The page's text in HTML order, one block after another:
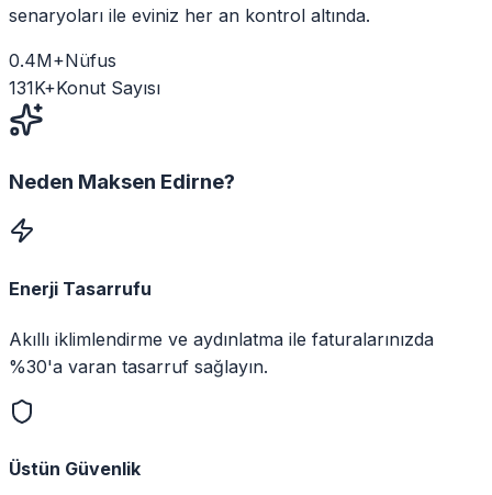
senaryoları ile eviniz her an kontrol altında.
0.4M+Nüfus
131K+Konut Sayısı
Neden Maksen Edirne?
Enerji Tasarrufu
Akıllı iklimlendirme ve aydınlatma ile faturalarınızda
%30'a varan tasarruf sağlayın.
Üstün Güvenlik